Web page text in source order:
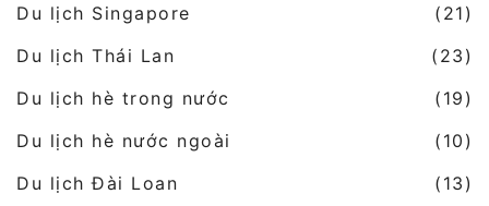
Du lịch Singapore
(21)
Du lịch Thái Lan
(23)
Du lịch hè trong nước
(19)
Du lịch hè nước ngoài
(10)
Du lịch Đài Loan
(13)